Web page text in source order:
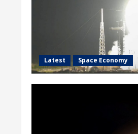
Latest Space Economy